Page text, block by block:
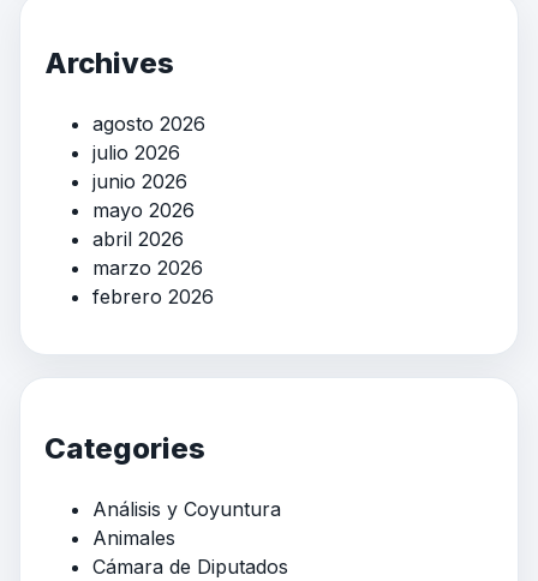
Archives
agosto 2026
julio 2026
junio 2026
mayo 2026
abril 2026
marzo 2026
febrero 2026
Categories
Análisis y Coyuntura
Animales
Cámara de Diputados